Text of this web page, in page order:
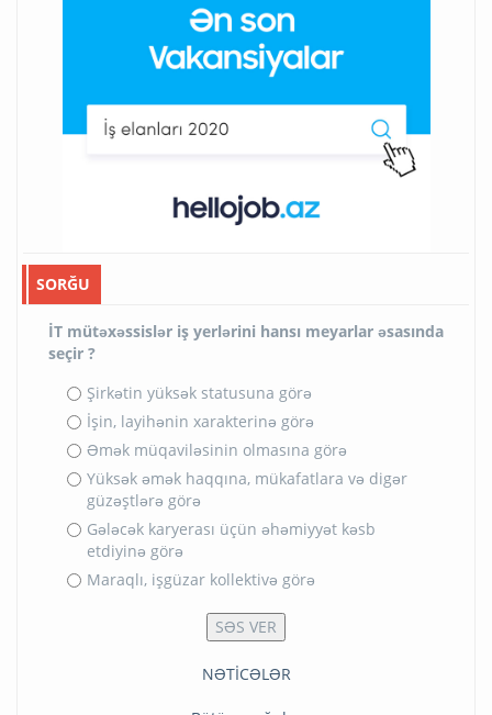
SORĞU
İT mütəxəssislər iş yerlərini hansı meyarlar əsasında
seçir ?
Şirkətin yüksək statusuna görə
İşin, layihənin xarakterinə görə
Əmək müqaviləsinin olmasına görə
Yüksək əmək haqqına, mükafatlara və digər
güzəştlərə görə
Gələcək karyerası üçün əhəmiyyət kəsb
etdiyinə görə
Maraqlı, işgüzar kollektivə görə
NƏTİCƏLƏR